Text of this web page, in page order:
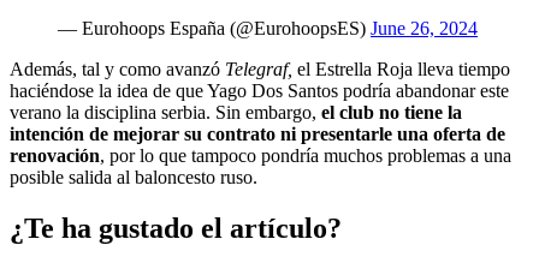
— Eurohoops España (@EurohoopsES) June 26, 2024
Además, tal y como avanzó Telegraf, el Estrella Roja lleva tiempo
haciéndose la idea de que Yago Dos Santos podría abandonar este
verano la disciplina serbia. Sin embargo, el club no tiene la
intención de mejorar su contrato ni presentarle una oferta de
renovación, por lo que tampoco pondría muchos problemas a una
posible salida al baloncesto ruso.
¿Te ha gustado el artículo?